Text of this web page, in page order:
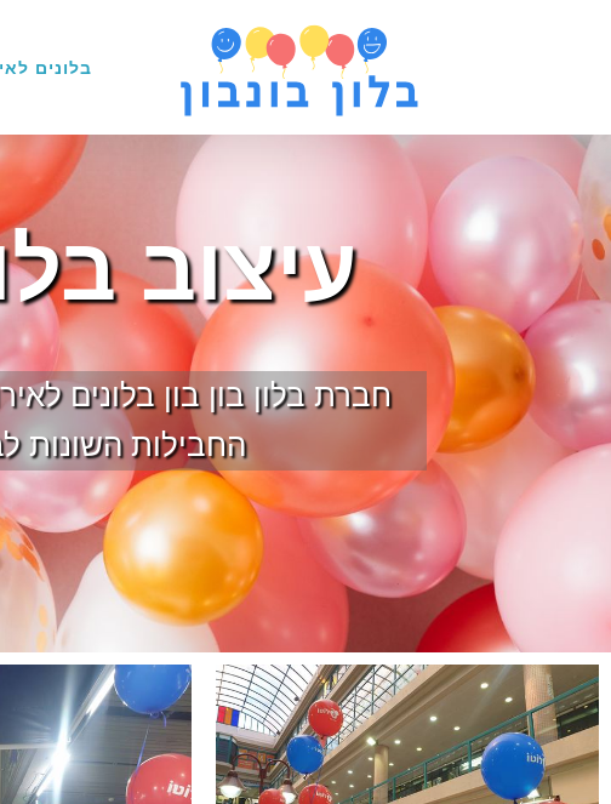
בלונים
עיצוב
חברת בלון בון בון בלונים
החבילות השונות